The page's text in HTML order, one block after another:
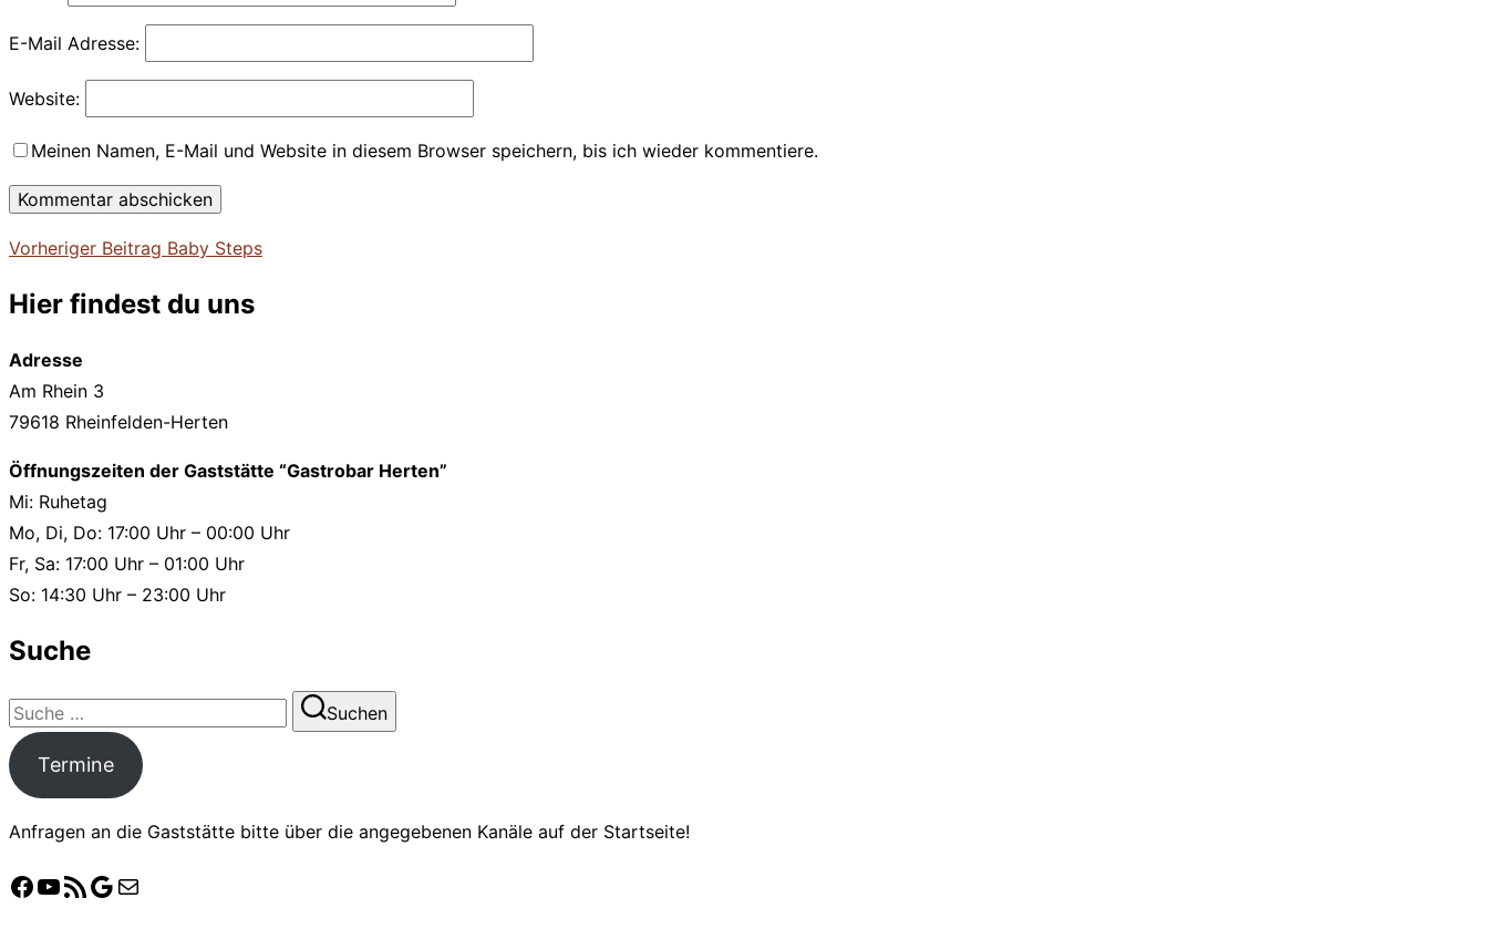
E-Mail Adresse:
Website:
Meinen Namen, E-Mail und Website in diesem Browser speichern, bis ich wieder kommentiere.
Beitragsnavigation
Vorheriger
Vorheriger Beitrag Baby Steps
Hier findest du uns
Adresse
Am Rhein 3
79618 Rheinfelden-Herten
Öffnungszeiten der Gaststätte “Gastrobar Herten”
Mi: Ruhetag
Mo, Di, Do: 17:00 Uhr – 00:00 Uhr
Fr, Sa: 17:00 Uhr – 01:00 Uhr
So: 14:30 Uhr – 23:00 Uhr
Suche
Suchen
nach:
Suchen
Termine
Anfragen an die Gaststätte bitte über die angegebenen Kanäle auf der Startseite!
Facebook
YouTube
Crossiety
Google
E-Mail